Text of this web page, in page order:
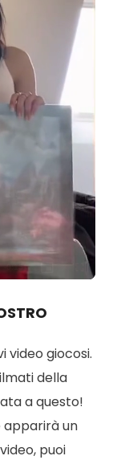
video giocosi.
della
a questo!
apparirà un
puoi